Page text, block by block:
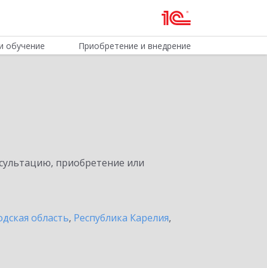
обучение Приобретение и внедрение
приобретение или
область, Республика Карелия,